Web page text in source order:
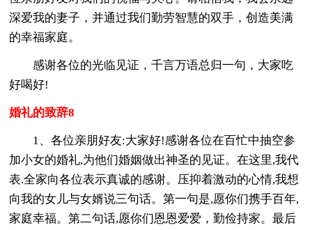
深爱我的妻子，并通过我们勤劳智慧的双手，创造美满
的幸福家庭。
感谢各位的光临见证，千言万语总归一句，大家吃
好喝好!
婚礼的致辞8
1、各位亲朋好友:大家好!感谢各位在百忙中抽空参
加小女的婚礼,为他们婚姻做出神圣的见证。在这里,我代
表.全家向各位表示真诚的感谢。压抑着激动的心情,我想
向我的女儿与女婿说三句话。第一句是,愿你们携手百年,
家庭幸福。第二句话,愿你们恩恩爱爱，勤俭持家。最后